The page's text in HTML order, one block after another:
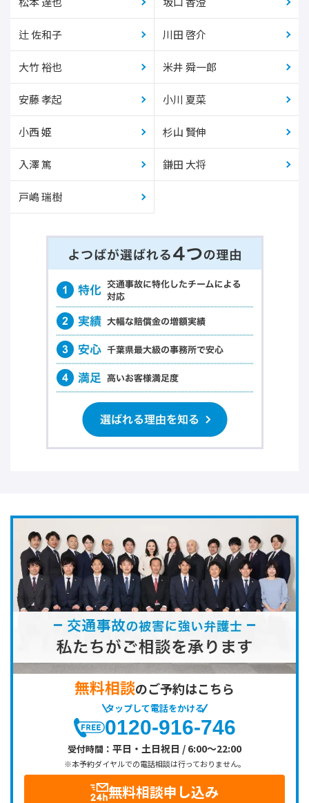
辻 佐和子 川田 啓介
大竹 裕也 米井 舜一郎
安藤 孝起 小川 夏菜
小西 姫 杉山 賢伸
入澤 篤 鎌田 大将
戸嶋 瑞樹
無料相談のご予約はこちら
タップして電話をかける
0120-916-746
受付時間： 平日・土日祝日 / 6:00～22:00
※本予約ダイヤルでの電話相談は行っておりません。
無料相談申し込み